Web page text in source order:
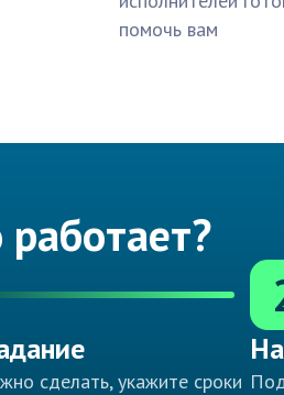
помочь вам
работает?
сделать, укажите сроки